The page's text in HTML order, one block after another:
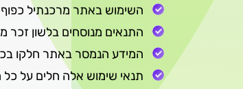
השימוש באתר מרכנתיל
התנאים מנוסחים בלשון זכר
המידע הנמסר באתר חלקו
תנאי שימוש אלה חלים על